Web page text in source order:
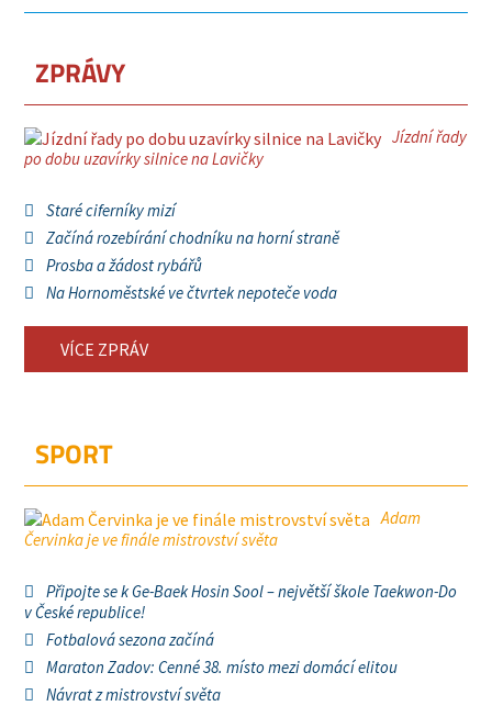
ZPRÁVY
Jízdní řady
po dobu uzavírky silnice na Lavičky
Staré ciferníky mizí
Začíná rozebírání chodníku na horní straně
Prosba a žádost rybářů
Na Hornoměstské ve čtvrtek nepoteče voda
VÍCE ZPRÁV
SPORT
Adam
Červinka je ve finále mistrovství světa
Připojte se k Ge-Baek Hosin Sool – největší škole Taekwon-Do
v České republice!
Fotbalová sezona začíná
Maraton Zadov: Cenné 38. místo mezi domácí elitou
Návrat z mistrovství světa